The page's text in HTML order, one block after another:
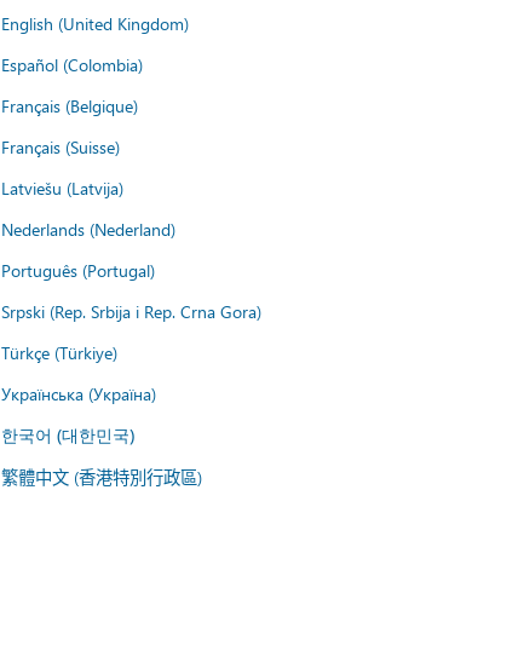
English (United Kingdom)
Español (Colombia)
Français (Belgique)
Français (Suisse)
Latviešu (Latvija)
Nederlands (Nederland)
Português (Portugal)
Srpski (Rep. Srbija i Rep. Crna Gora)
Türkçe (Türkiye)
Українська (Україна)
한국어 (대한민국)
繁體中文 (香港特別行政區)